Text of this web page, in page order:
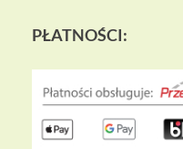
PŁATNOŚCI: